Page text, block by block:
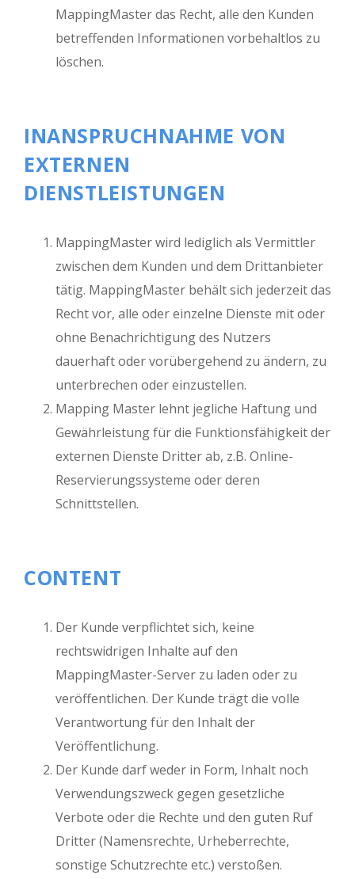
MappingMaster das Recht, alle den Kunden
betreffenden Informationen vorbehaltlos zu
löschen.
INANSPRUCHNAHME VON
EXTERNEN
DIENSTLEISTUNGEN
MappingMaster wird lediglich als Vermittler
zwischen dem Kunden und dem Drittanbieter
tätig. MappingMaster behält sich jederzeit das
Recht vor, alle oder einzelne Dienste mit oder
ohne Benachrichtigung des Nutzers
dauerhaft oder vorübergehend zu ändern, zu
unterbrechen oder einzustellen.
Mapping Master lehnt jegliche Haftung und
Gewährleistung für die Funktionsfähigkeit der
externen Dienste Dritter ab, z.B. Online-
Reservierungssysteme oder deren
Schnittstellen.
CONTENT
Der Kunde verpflichtet sich, keine
rechtswidrigen Inhalte auf den
MappingMaster-Server zu laden oder zu
veröffentlichen. Der Kunde trägt die volle
Verantwortung für den Inhalt der
Veröffentlichung.
Der Kunde darf weder in Form, Inhalt noch
Verwendungszweck gegen gesetzliche
Verbote oder die Rechte und den guten Ruf
Dritter (Namensrechte, Urheberrechte,
sonstige Schutzrechte etc.) verstoßen.